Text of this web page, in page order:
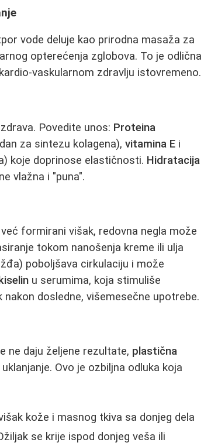
vode deluje kao prirodna masaža za
opterećenja zglobova. To je odlična
vaskularnom zdravlju istovremeno.
Povedite unos: Proteina
za sintezu kolagena),vitamina E i
koje doprinose elastičnosti. Hidratacija
vlažna i "puna".
formirani višak, redovna negla može
tokom nanošenja kreme ili ulja
poboljšava cirkulaciju i može
u serumima, koja stimuliše
dosledne, višemesečne upotrebe.
ne daju željene rezultate, plastična
Ovo je ozbiljna odluka koja
kože i masnog tkiva sa donjeg dela
se krije ispod donjeg veša ili